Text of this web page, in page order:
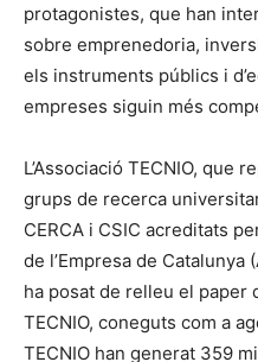
protagonistes, que han
sobre emprenedoria,
els instruments públics i
empreses siguin més
L’Associació TECNIO, que
grups de recerca
CERCA i CSIC acreditats
de l’Empresa de Catalunya
ha posat de relleu el paper
TECNIO, coneguts com a
TECNIO han generat 359